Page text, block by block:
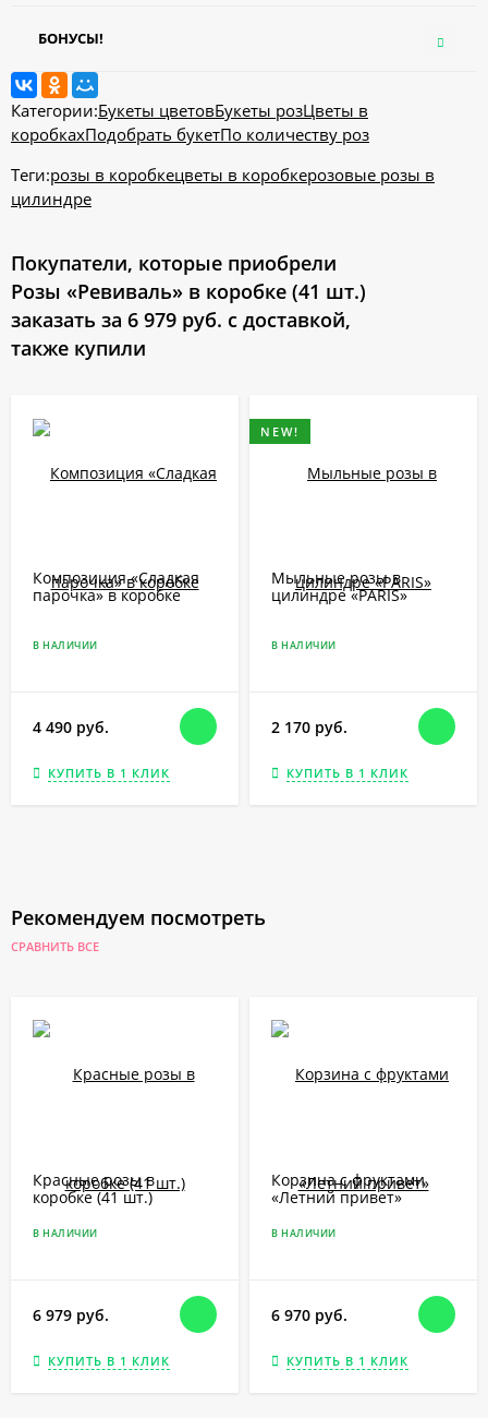
БОНУСЫ!
Категории:Букеты цветовБукеты розЦветы в
коробкахПодобрать букетПо количеству роз
Теги:розы в коробкецветы в коробкерозовые розы в
цилиндре
Покупатели, которые приобрели
Розы «Ревиваль» в коробке (41 шт.)
заказать за 6 979 руб. с доставкой,
также купили
Композиция «Сладкая
парочка» в коробке
В НАЛИЧИИ
4 490 руб.
КУПИТЬ В 1 КЛИК
NEW!
Мыльные розы в
цилиндре «PARIS»
В НАЛИЧИИ
2 170 руб.
КУПИТЬ В 1 КЛИК
Рекомендуем посмотреть
СРАВНИТЬ ВСЕ
Красные розы в
коробке (41 шт.)
В НАЛИЧИИ
6 979 руб.
КУПИТЬ В 1 КЛИК
Корзина с фруктами
«Летний привет»
В НАЛИЧИИ
6 970 руб.
КУПИТЬ В 1 КЛИК